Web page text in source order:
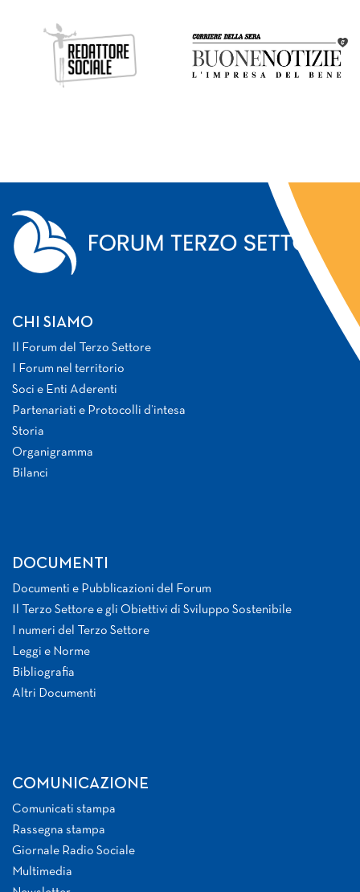
CHI SIAMO
Il Forum del Terzo Settore
I Forum nel territorio
Soci e Enti Aderenti
Partenariati e Protocolli d’intesa
Storia
Organigramma
Bilanci
DOCUMENTI
Documenti e Pubblicazioni del Forum
Il Terzo Settore e gli Obiettivi di Sviluppo Sostenibile
I numeri del Terzo Settore
Leggi e Norme
Bibliografia
Altri Documenti
COMUNICAZIONE
Comunicati stampa
Rassegna stampa
Giornale Radio Sociale
Multimedia